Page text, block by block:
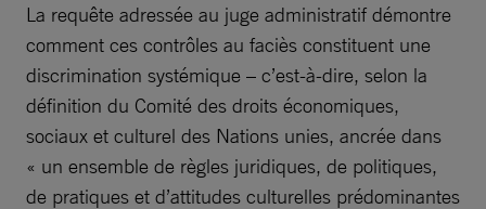
La requête adressée au juge administratif démontre
comment ces contrôles au faciès constituent une
discrimination systémique – c’est-à-dire, selon la
définition du Comité des droits économiques,
sociaux et culturel des Nations unies, ancrée dans
« un ensemble de règles juridiques, de politiques,
de pratiques et d’attitudes culturelles prédominantes